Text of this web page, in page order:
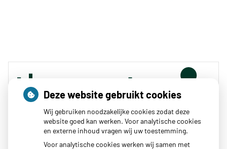
Zoeken
Deze website gebruikt cookies
Wij gebruiken noodzakelijke cookies zodat deze
website goed kan werken. Voor analytische cookies
en externe inhoud vragen wij uw toestemming.
Voor analytische cookies werken wij samen met